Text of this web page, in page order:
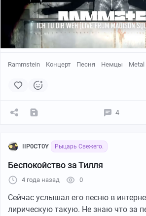
Rammstein Концерт Песня Немцы Metal
4
IIP0CT0Y Рыцарь Свежего.
Беспокойство за Тилля
4 года назад 0
Сейчас услышал его песню в
лирическую такую. Не знаю что за